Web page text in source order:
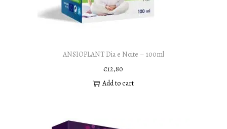
ANSIOPLANT Dia e Noite – 100ml
€12,80
Add to cart